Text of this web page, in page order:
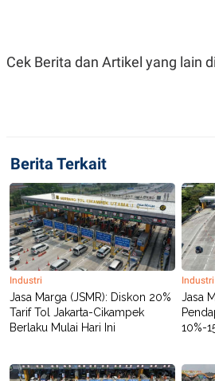
M
Y
E
.
G
N
A
N
C
E
T
A
K
R
A
E
M
I
T
E
N
E
P
A
R
A
D
V
T
I
Cek Berita dan Artikel yang lain di
Berita Terkait
Industri
Jasa Marga (JSMR): Diskon 20%
Tarif Tol Jakarta-Cikampek
Berlaku Mulai Hari Ini
Industri
Jasa
10%-